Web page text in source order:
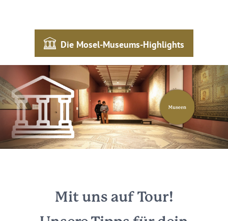
Die Mosel-Museums-Highlights
Mit uns auf Tour!